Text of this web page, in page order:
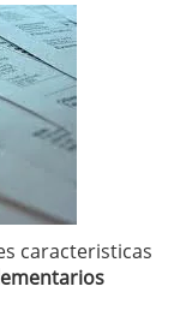
caracteristicas